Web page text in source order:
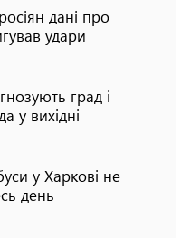
дані про
удари
град і
у вихідні
у Харкові не
день